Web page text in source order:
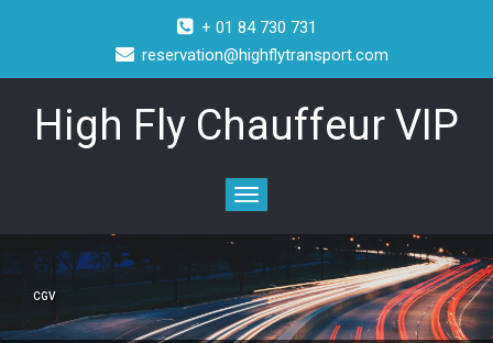
+ 01 84 730 731
reservation@highflytransport.com
High Fly Chauffeur VIP
Toggle
navigation
CGV